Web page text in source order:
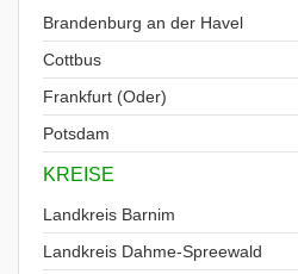
Brandenburg an der Havel
Cottbus
Frankfurt (Oder)
Potsdam
KREISE
Landkreis Barnim
Landkreis Dahme-Spreewald